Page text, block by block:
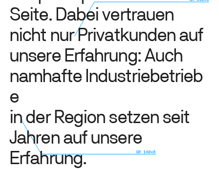
Seite. Dabeivertrauen
nicht nurPrivatkundenauf
unsere Erfahrung:Auch
namhafte Industriebetrieb
e
inder Regionsetzenseit
Jahrenaufunsere
Erfahrung.